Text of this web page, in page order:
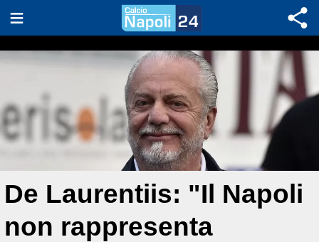
De Laurentiis: "Il Napoli
non rappresenta